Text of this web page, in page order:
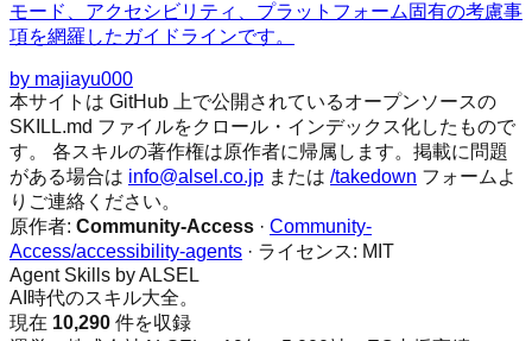
モード、アクセシビリティ、プラットフォーム固有の考慮事
項を網羅したガイドラインです。
by majiayu000
本サイトは GitHub 上で公開されているオープンソースの
SKILL.md ファイルをクロール・インデックス化したもので
す。 各スキルの著作権は原作者に帰属します。掲載に問題
がある場合は info@alsel.co.jp または /takedown フォームよ
りご連絡ください。
原作者: Community-Access · Community-
Access/accessibility-agents · ライセンス: MIT
Agent Skills by ALSEL
AI時代のスキル大全。
現在 10,290 件を収録